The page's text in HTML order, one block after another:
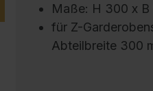
Maße: H 300 x
für Z-
Abteilbreite 300